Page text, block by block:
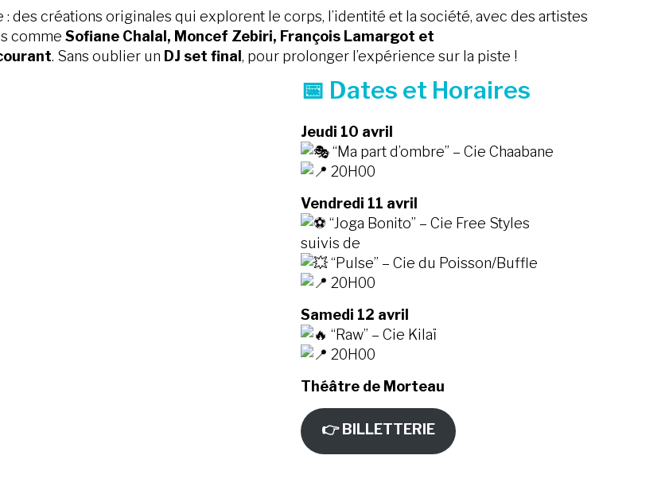
: des créations originales qui explorent le corps, l’identité et la société, avec des artistes
comme Sofiane Chalal, Moncef Zebiri, François Lamargot et
. Sans oublier un DJ set final , pour prolonger l’expérience sur la piste !
📅 Dates et Horaires
Jeudi 10 avril
“Ma part d’ombre” – Cie Chaabane
20H00
Vendredi 11 avril
“Joga Bonito” – Cie Free Styles
suivis de
“Pulse” – Cie du Poisson/Buffle
20H00
Samedi 12 avril
“Raw” – Cie Kilaï
20H00
Théâtre de Morteau
👉 BILLETTERIE